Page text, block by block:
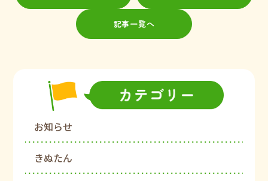
記事一覧へ
お知らせ
きぬたん